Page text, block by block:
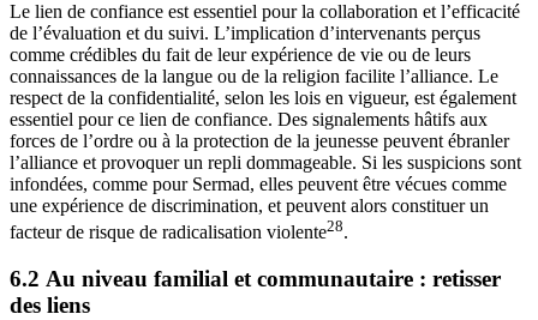
Le lien de confiance est essentiel pour la collaboration et l’efficacité
de l’évaluation et du suivi. L’implication d’intervenants perçus
comme crédibles du fait de leur expérience de vie ou de leurs
connaissances de la langue ou de la religion facilite l’alliance. Le
respect de la confidentialité, selon les lois en vigueur, est également
essentiel pour ce lien de confiance. Des signalements hâtifs aux
forces de l’ordre ou à la protection de la jeunesse peuvent ébranler
l’alliance et provoquer un repli dommageable. Si les suspicions sont
infondées, comme pour Sermad, elles peuvent être vécues comme
une expérience de discrimination, et peuvent alors constituer un
facteur de risque de radicalisation violente28.
6.2 Au niveau familial et communautaire : retisser
des liens